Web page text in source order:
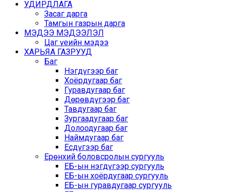
УДИРДЛАГА
Засаг дарга
Тамгын газрын дарга
МЭДЭЭ МЭДЭЭЛЭЛ
Цаг үеийн мэдээ
ХАРЬЯА ГАЗРУУД
Баг
Нэгдүгээр баг
Хоёрдугаар баг
Гуравдугаар баг
Дөрөвдүгээр баг
Тавдугаар баг
Зургаадугаар баг
Долоодугаар баг
Наймдугаар баг
Есдүгээр баг
Ерөнхий боловсролын сургууль
ЕБ-ын нэгдүгээр сургууль
ЕБ-ын хоёрдугаар сургууль
ЕБ-ын гуравдугаар сургууль